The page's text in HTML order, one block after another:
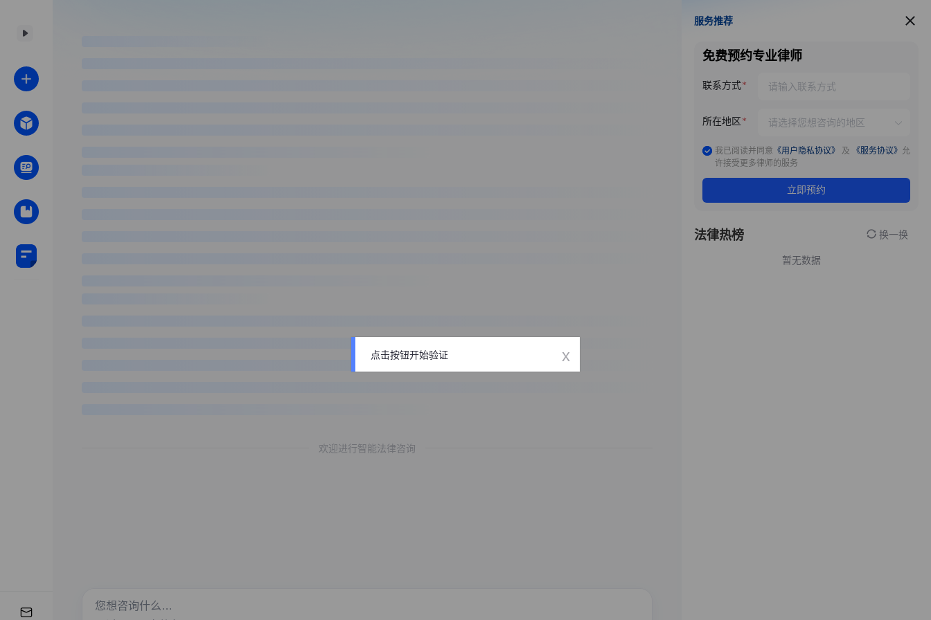
欢迎进行智能法律咨询
服务推荐
服务推荐
免费预约专业律师
联系方式
所在地区
我已阅读并同意 《用户隐私协议》 及 《服务协议》 允
许接受更多律师的服务
立即预约
法律热榜 换一换
暂无数据
点击按钮开始验证 x